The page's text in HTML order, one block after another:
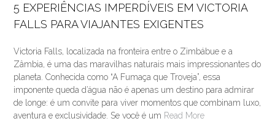
5 EXPERIÊNCIAS IMPERDÍVEIS EM VICTORIA
FALLS PARA VIAJANTES EXIGENTES
Victoria Falls, localizada na fronteira entre o Zimbábue e a
Zâmbia, é uma das maravilhas naturais mais impressionantes do
planeta. Conhecida como “A Fumaça que Troveja”, essa
imponente queda d’água não é apenas um destino para admirar
de longe: é um convite para viver momentos que combinam luxo,
aventura e exclusividade. Se você é um Read More